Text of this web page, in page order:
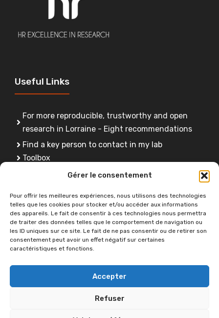
Gérer le consentement
Pour offrir les meilleures expériences, nous utilisons des technologies
telles que les cookies pour stocker et/ou accéder aux informations
des appareils. Le fait de consentir à ces technologies nous permettra
de traiter des données telles que le comportement de navigation ou
les ID uniques sur ce site. Le fait de ne pas consentir ou de retirer son
consentement peut avoir un effet négatif sur certaines
caractéristiques et fonctions.
Accepter
Refuser
Useful Links
For more reproducible, trustworthy and open
research in Lorraine - Eight recommendations
Find a key person to contact in my lab
Toolbox
Do you have a question ?